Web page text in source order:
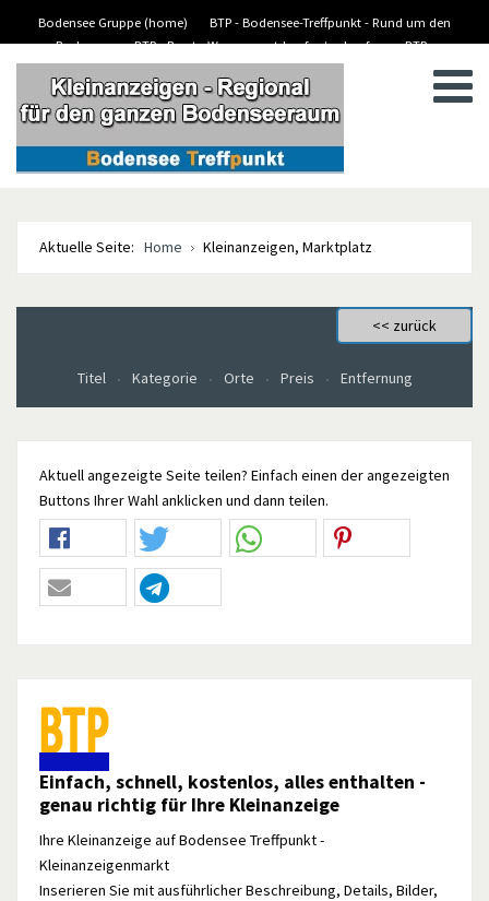
Bodensee Gruppe (home)
BTP - Bodensee-Treffpunkt - Rund um den
Bodensee
BTP - Boote-Wassersport-kaufen/verkaufen
BTP -
BTP - Kleinanzeigen
Aktuelle Seite: Home Kleinanzeigen, Marktplatz
Titel Kategorie Orte Preis Entfernung
Aktuell angezeigte Seite teilen? Einfach einen der angezeigten
Buttons Ihrer Wahl anklicken und dann teilen.
Einfach, schnell, kostenlos, alles enthalten -
genau richtig für Ihre Kleinanzeige
Ihre Kleinanzeige auf Bodensee Treffpunkt -
Kleinanzeigenmarkt
Inserieren Sie mit ausführlicher Beschreibung, Details, Bilder,